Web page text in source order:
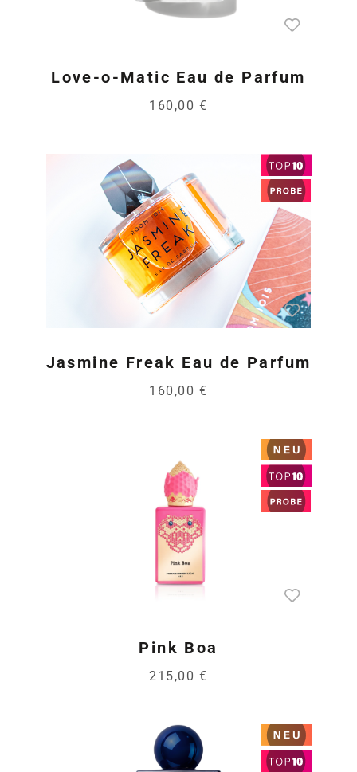
Love-o-Matic Eau de Parfum
160,00 €
Jasmine Freak Eau de Parfum
160,00 €
Pink Boa
215,00 €